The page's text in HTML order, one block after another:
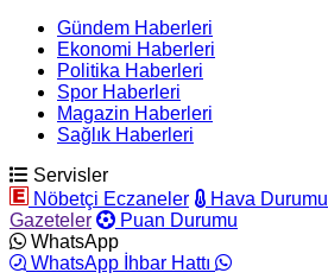
Gündem Haberleri
Ekonomi Haberleri
Politika Haberleri
Spor Haberleri
Magazin Haberleri
Sağlık Haberleri
Servisler
Nöbetçi Eczaneler
Hava Durumu
Gazeteler
Puan Durumu
WhatsApp
WhatsApp İhbar Hattı